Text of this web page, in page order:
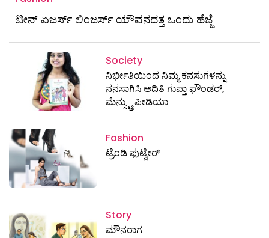
ಟೀನ್ ಏಜರ್ಸ್ ಲಿಂಜರ್ಸ್ ಯೌವನದತ್ತ ಒಂದು ಹೆಜ್ಜೆ
Society
ನಿರ್ಭೀತಿಯಿಂದ ನಿಮ್ಮ ಕನಸುಗಳನ್ನು
ನನಸಾಗಿಸಿ ಅದಿತಿ ಗುಪ್ತಾ ಫೌಂಡರ್,
ಮೆನ್ಸ್ಟ್ರುಪೀಡಿಯಾ
Fashion
ಟ್ರೆಂಡಿ ಫುಟ್ವೇರ್
Story
ಮೌನರಾಗ